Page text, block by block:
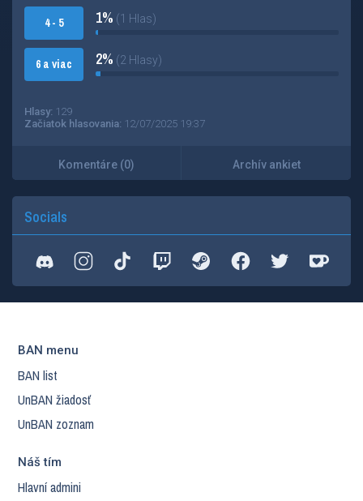
4 - 5
6 a viac
1% (1 Hlas)
2% (2 Hlasy)
Hlasy: 129
Začiatok hlasovania: 12/07/2025 19:37
Komentáre (0) Archív ankiet
Socials
BAN menu
BAN list
UnBAN žiadosť
UnBAN zoznam
Náš tím
Hlavní admini